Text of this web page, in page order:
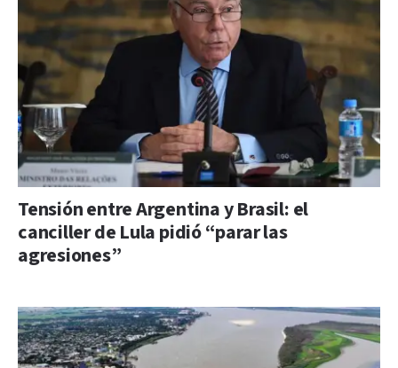
Tensión entre Argentina y Brasil: el
canciller de Lula pidió “parar las
agresiones”